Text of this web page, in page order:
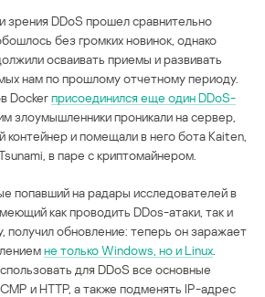
зрения DDoS прошел сравнительно
без громких новинок, однако
осваивать приемы и развивать
нам по прошлому отчетному периоду.
Dockerприсоединился еще один DDoS-
злоумышленники проникали на сервер,
контейнер и помещали в него бота Kaiten,
в паре с криптомайнером.
попавший на радары исследователей в
как проводить DDos-атаки, так и
получил обновление: теперь он заражает
не только Windows, но и Linux
для DDoS все основные
и HTTP, а также подменять IP-адрес